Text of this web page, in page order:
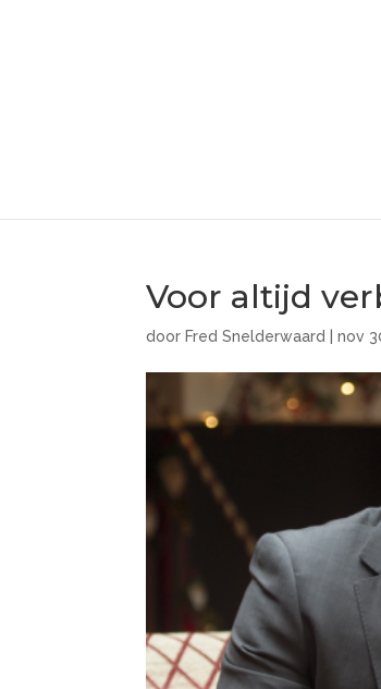
Voor altijd
door Fred Snelderwaard |nov